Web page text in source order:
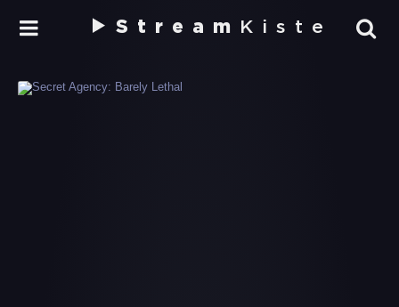
Stream Kiste